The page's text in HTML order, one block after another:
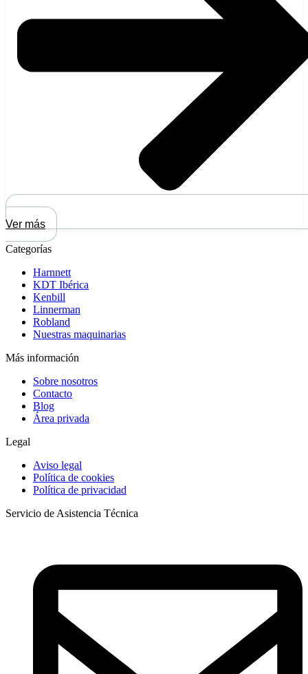
Ver más
Categorías
Harnnett
KDT Ibérica
Kenbill
Linnerman
Robland
Nuestras maquinarias
Más información
Sobre nosotros
Contacto
Blog
Área privada
Legal
Aviso legal
Política de cookies
Política de privacidad
Servicio de Asistencia Técnica